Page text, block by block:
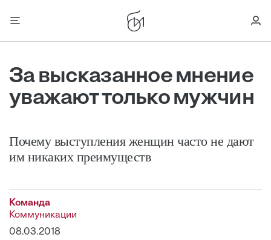
За высказанное мнение
уважают только мужчин
Почему выступления женщин часто не дают
им никаких преимуществ
Команда
Коммуникации
08.03.2018